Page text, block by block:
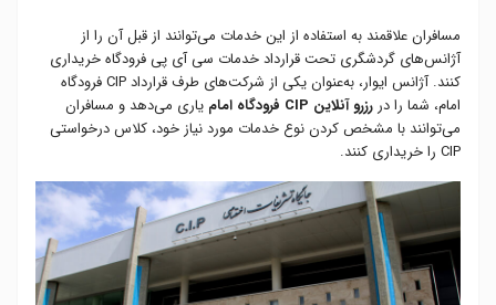
مسافران علاقمند به استفاده از این خدمات می‌توانند از قبل آن‌ را از
آژانس‌های گردشگری تحت قرارداد خدمات سی آی پی فرودگاه خریداری
کنند. آژانس ایوار، به‌عنوان یکی از شرکت‌های طرف قرارداد CIP فرودگاه
امام، شما را دررزرو آنلاین CIP فرودگاه امام
یاری می‌دهد و مسافران
می‌توانند با مشخص کردن نوع خدمات مورد نیاز خود، کلاس درخواستی
CIP را خریداری کنند.